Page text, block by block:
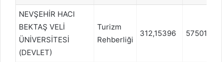
NEVŞEHİR HACI
BEKTAŞ VELİ
ÜNİVERSİTESİ
(DEVLET)
Turizm
Rehberliği
312,15396 57501